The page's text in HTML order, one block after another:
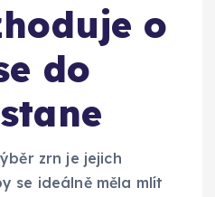
o
do
zrn je jejich
se ideálně měla mlít